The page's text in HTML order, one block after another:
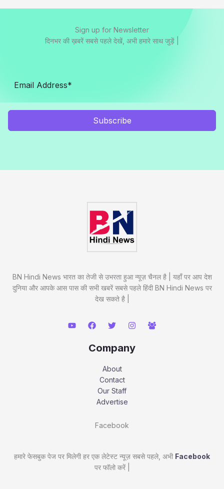
Sign up for Newsletter
दिनभर की ख़बरें सबसे पहले देखें, अभी हमारे साथ जुड़ें |
Subscribe
BN Hindi News भारत का तेजी से उभरता हुआ न्यूज़ चैनल है | यहाँ पर आप देश
दुनिया और आपके आस पास की सभी खबरें सबसे पहले हिंदी BN Hindi News पर
देख सकते है |
Company
About
Contact
Our Staff
Advertise
Facebook
हमारे फेसबुक पेज पर मिलेगी हर एक लेटेस्ट न्यूज़ सबसे पहले, अभी Facebook
पर फॉलो करें |